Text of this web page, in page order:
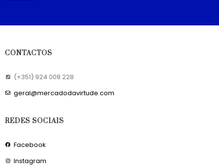
CONTACTOS
(+351) 924 008 228
geral@mercadodavirtude.com
REDES SOCIAIS
Facebook
Instagram